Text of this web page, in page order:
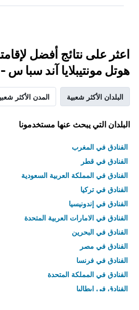
اعثر على نتائج أفضل
هوتل مونتيبلايا آند سبا
البلدان الأكثر شعبية المدن الأكثر
البلدان التي يبحث عنها مستخدمونا
الفنادق في المغرب
الفنادق في قطر
الفنادق في المملكة العربية السعودية
الفنادق في تركيا
الفنادق في إندونيسيا
الفنادق في الامارات العربية المتحدة
الفنادق في البحرين
الفنادق في مصر
الفنادق في فرنسا
الفنادق في المملكة المتحدة
الفنادق في إيطاليا